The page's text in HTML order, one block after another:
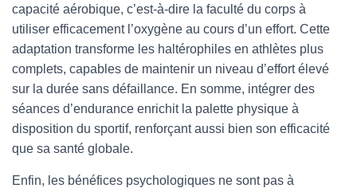
capacité aérobique, c’est-à-dire la faculté du corps à
utiliser efficacement l’oxygène au cours d’un effort. Cette
adaptation transforme les haltérophiles en athlètes plus
complets, capables de maintenir un niveau d’effort élevé
sur la durée sans défaillance. En somme, intégrer des
séances d’endurance enrichit la palette physique à
disposition du sportif, renforçant aussi bien son efficacité
que sa santé globale.
Enfin, les bénéfices psychologiques ne sont pas à